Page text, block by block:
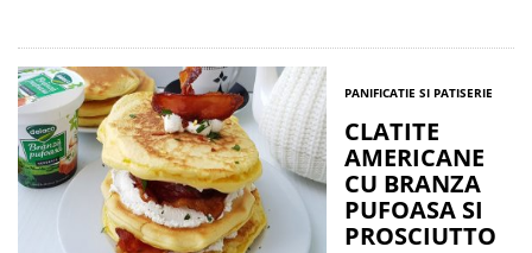
PANIFICATIE SI PATISERIE
CLATITE
AMERICANE
CU BRANZA
PUFOASA SI
PROSCIUTTO